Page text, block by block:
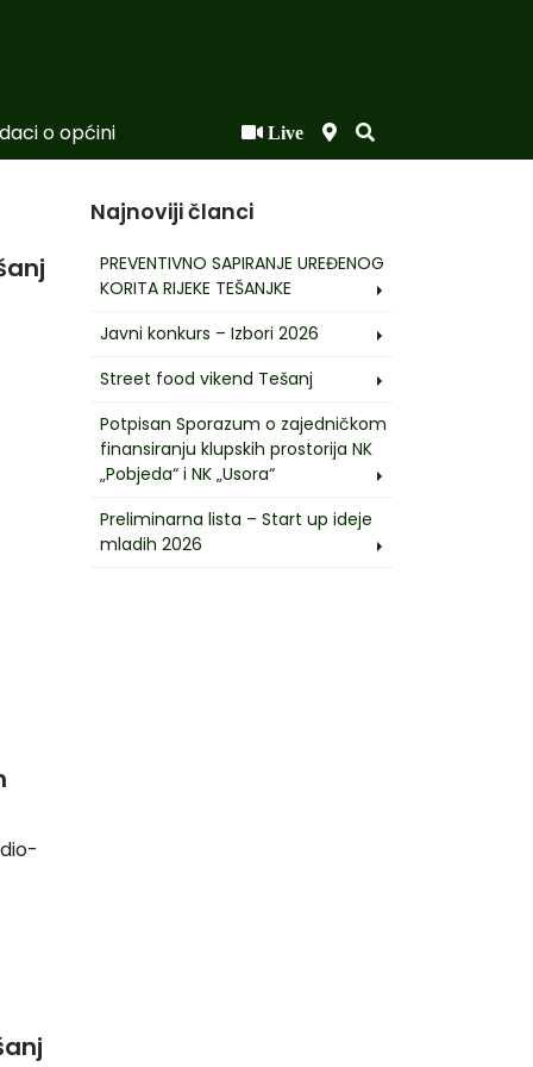
o općini Live
Najnoviji članci
PREVENTIVNO SAPIRANJE UREĐENOG
KORITA RIJEKE TEŠANJKE
Javni konkurs – Izbori 2026
Street food vikend Tešanj
Potpisan Sporazum o zajedničkom
finansiranju klupskih prostorija NK
„Pobjeda“ i NK „Usora“
Preliminarna lista – Start up ideje
mladih 2026